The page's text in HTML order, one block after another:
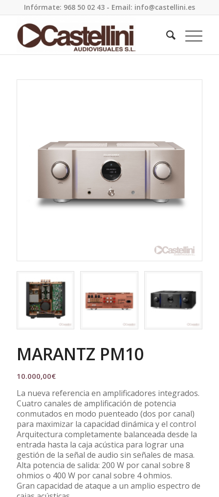
Infórmate: 968 50 02 43 - Email: info@castellini.es
MARANTZ PM10
10.000,00€
La nueva referencia en amplificadores integrados.
Cuatro canales de amplificación de potencia
conmutados en modo puenteado (dos por canal)
para maximizar la capacidad dinámica y el control
Arquitectura completamente balanceada desde la
entrada hasta la caja acústica para lograr una
gestión de la señal de audio sin señales de masa.
Alta potencia de salida: 200 W por canal sobre 8
ohmios o 400 W por canal sobre 4 ohmios.
Gran capacidad de ataque a un amplio espectro de